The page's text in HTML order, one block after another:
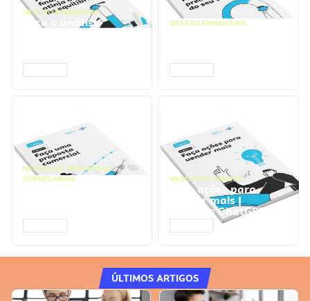
GESTÃO FINANCEIRA
Faça a análise GESTÃO FINANCEIRA
NEGÓCIOS, PROCESSOS
EMPRESARIAIS
NEGÓCIOS, VENDAS
Faça ações para
vender mais |
Prompts ChatGPT
ÚLTIMOS ARTIGOS